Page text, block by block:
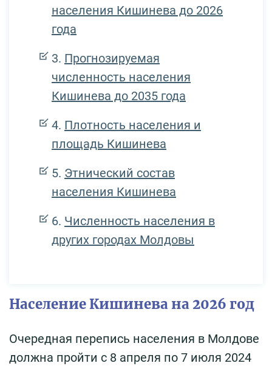
населения Кишинева до 2026
года
Прогнозируемая
численность населения
Кишинева до 2035 года
Плотность населения и
площадь Кишинева
Этнический состав
населения Кишинева
Численность населения в
других городах Молдовы
Население Кишинева на 2026 год
Очередная перепись населения в Молдове
должна пройти с 8 апреля по 7 июля 2024